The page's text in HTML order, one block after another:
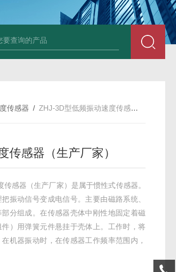
送器 NE3941E轴承振动速度变送器 NE3951E轴承
传感器 / ZHJ-3D型低频振动速度传感器（生产厂家）
传感器（生产厂家）
传感器（生产厂家）是属于惯性式传感器。
振动信号变成电信号。主要由磁路系统、
分组成。在传感器壳体中刚性地固定着磁
）用弹簧元件悬挂于壳体上。工作时，将
机器振动时，在传感器工作频率范围内，